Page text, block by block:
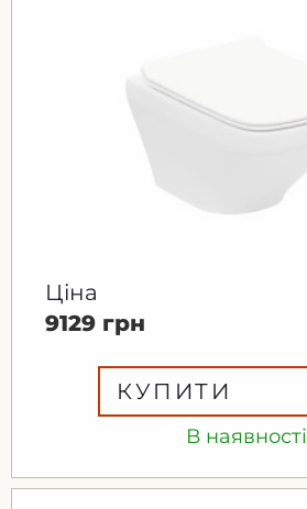
В наявності
Ціна
9129 грн
КУПИТИ